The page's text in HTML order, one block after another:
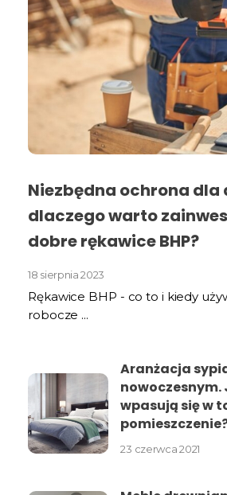
Niezbędna ochrona dla
dlaczego warto
dobre rękawice BHP?
18 sierpnia 2023
Rękawice BHP - co to i kiedy
robocze ...
Aranżacja
nowoczesnym.
wpasują się w
23 czerwca 2021